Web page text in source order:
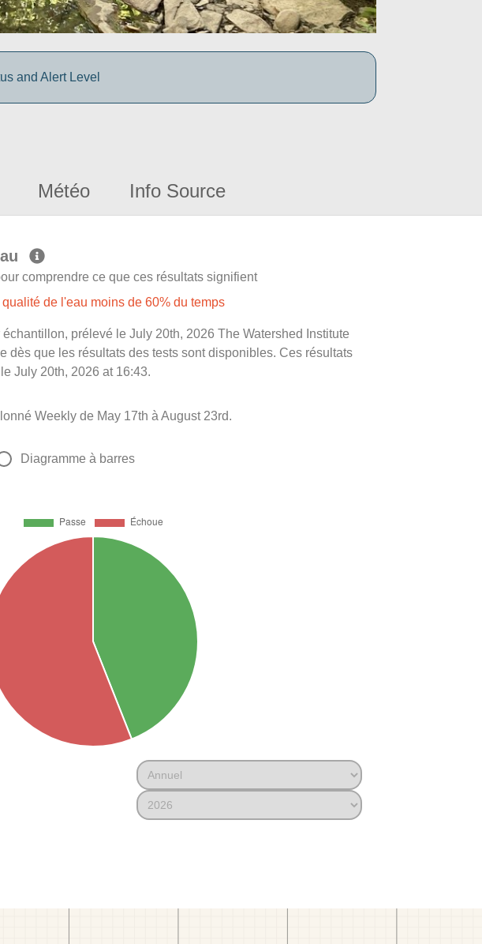
and Alert Level
Météo Info Source
comprendre ce que ces résultats signifient
de l'eau moins de 60% du temps
prélevé le July 20th, 2026 The Watershed Institute
dès que les résultats des tests sont disponibles. Ces résultats
July 20th, 2026 at 16:43.
Weekly de May 17th à August 23rd.
Diagramme à barres